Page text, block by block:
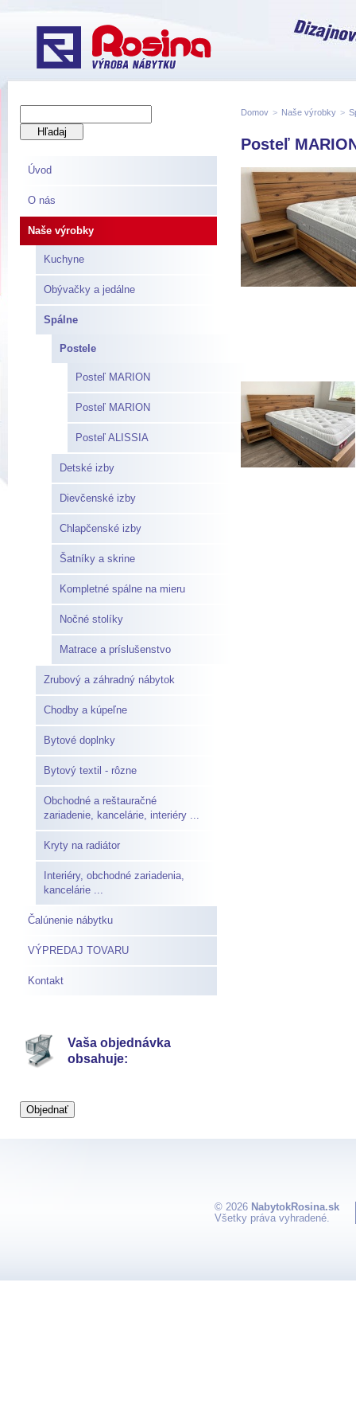
Úvod
O nás
Naše výrobky
Kuchyne
Obývačky a jedálne
Spálne
Postele
Posteľ MARION
Posteľ MARION
Posteľ ALISSIA
Detské izby
Dievčenské izby
Chlapčenské izby
Šatníky a skrine
Kompletné spálne na mieru
Nočné stolíky
Matrace a príslušenstvo
Zrubový a záhradný nábytok
Chodby a kúpeľne
Bytové doplnky
Bytový textil - rôzne
Obchodné a reštauračné
zariadenie, kancelárie, interiéry ...
Kryty na radiátor
Interiéry, obchodné zariadenia,
kancelárie ...
Čalúnenie nábytku
VÝPREDAJ TOVARU
Kontakt
Vaša objednávka
obsahuje:
Domov > Naše výrobky >
Posteľ
© 2026 NabytokRosina.sk
Všetky práva vyhradené.